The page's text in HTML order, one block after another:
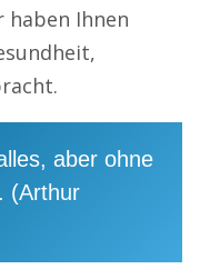
Ihnen
aber ohne
(Arthur